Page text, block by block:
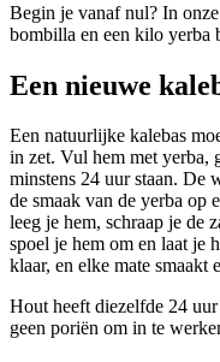
Begin je vanaf nul? In onze
bombilla en een kilo yerba
Een nieuwe
Een natuurlijke kalebas
in zet. Vul hem met yerba,
minstens 24 uur staan. De
de smaak van de yerba op
leeg je hem, schraap je de
spoel je hem om en laat je
klaar, en elke mate smaakt
Hout heeft diezelfde 24
geen poriën om in te